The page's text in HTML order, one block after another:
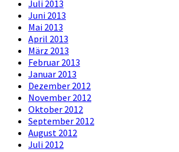
Juli 2013
Juni 2013
Mai 2013
April 2013
März 2013
Februar 2013
Januar 2013
Dezember 2012
November 2012
Oktober 2012
September 2012
August 2012
Juli 2012